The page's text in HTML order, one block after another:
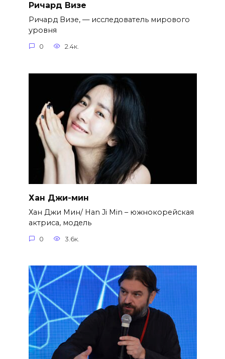
Ричард Визе
Ричард Визе, — исследователь мирового
уровня
0 2.4к.
Хан Джи-мин
Хан Джи Мин/ Han Ji Min – южнокорейская
актриса, модель
0 3.6к.